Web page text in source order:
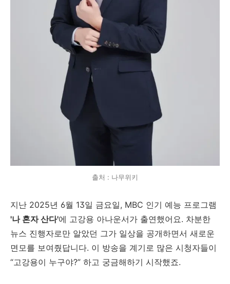
출처 : 나무위키
지난 2025년 6월 13일 금요일, MBC 인기 예능 프로그램
'나 혼자 산다'에 고강용 아나운서가 출연했어요. 차분한
뉴스 진행자로만 알았던 그가 일상을 공개하면서 새로운
면모를 보여줬답니다. 이 방송을 계기로 많은 시청자들이
“고강용이 누구야?” 하고 궁금해하기 시작했죠.